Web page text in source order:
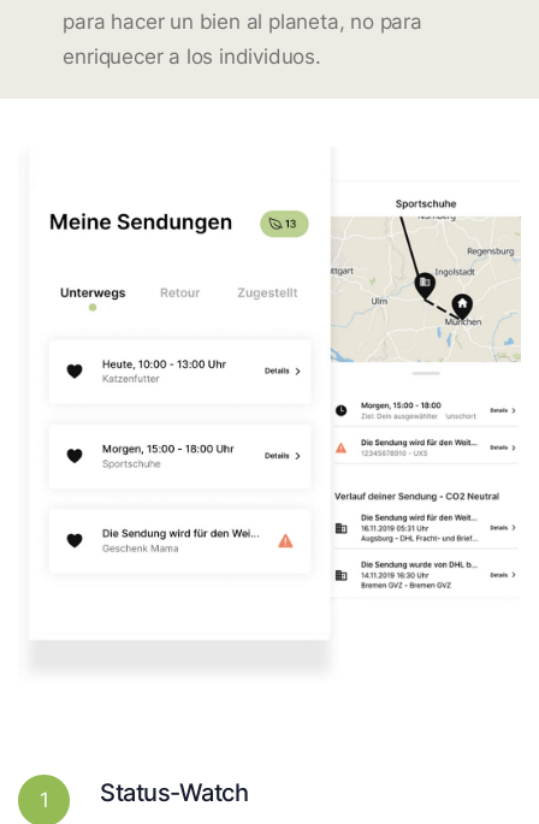
para hacer un bien al planeta, no para
enriquecer a los individuos.
1 Status-Watch